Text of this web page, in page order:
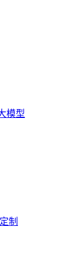
模型
制